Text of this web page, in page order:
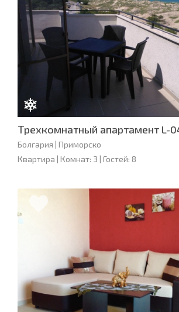
Трехкомнатный апартамент L-
Болгария | Приморско
Квартира | Комнат: 3 | Гостей: 8